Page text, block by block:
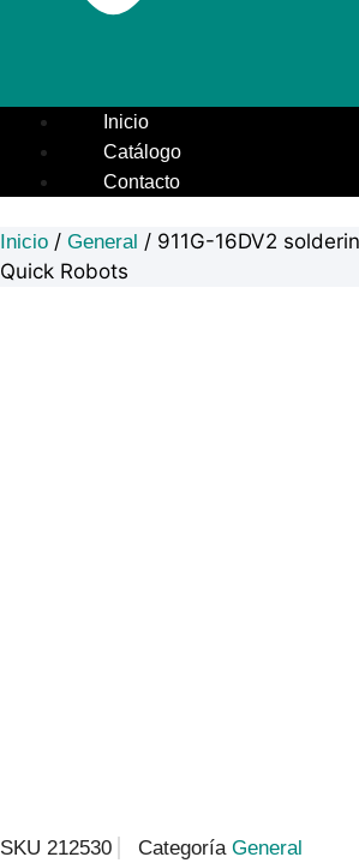
Inicio
Catálogo
Contacto
Inicio / General / 911G-16DV2
Quick Robots
SKU 212530 Categoría General